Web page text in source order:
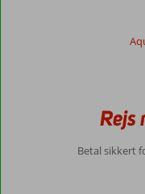
Rejs
Betal sikkert